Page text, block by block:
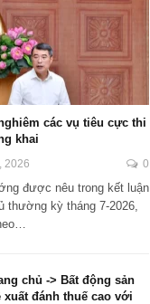
các vụ tiêu cực thi
khai
2026 0
được nêu trong kết luận
thường kỳ tháng 7-2026,
chủ -> Bất động sản
xuất đánh thuế cao với